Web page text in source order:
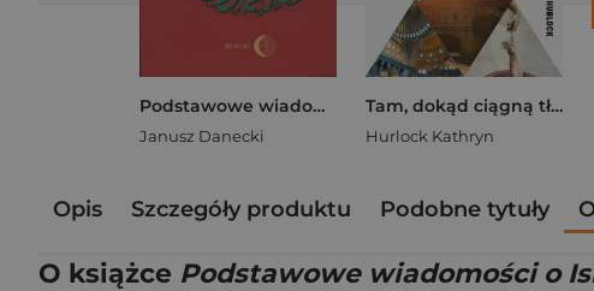
Podstawowe wiadomości o Islamie
Janusz Danecki
Tam, dokąd ciągną tłumy. Historia świętych miejsc
Hurlock Kathryn
Opis Szczegóły produktu Podobne tytuły
O książce Podstawowe wiadomości o